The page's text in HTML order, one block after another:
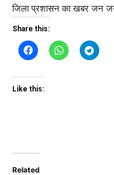
जिला प्रशासन का खबर जन
Share this:
Like this:
Related